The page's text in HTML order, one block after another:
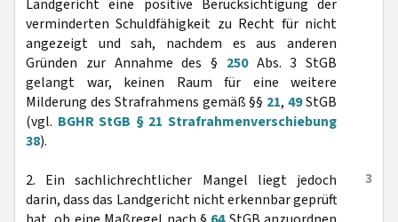
Landgericht eine positive Berücksichtigung der
verminderten Schuldfähigkeit zu Recht für nicht
angezeigt und sah, nachdem es aus anderen
Gründen zur Annahme des § 250Abs. 3 StGB
gelangt war, keinen Raum für eine weitere
Milderung des Strafrahmens gemäß §§ 21,49StGB
(vgl. BGHR StGB § 21 Strafrahmenverschiebung
38).
3
2. Ein sachlichrechtlicher Mangel liegt jedoch
darin, dass das Landgericht nicht erkennbar geprüft